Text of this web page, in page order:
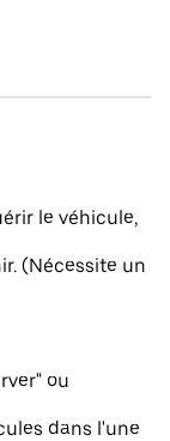
le véhicule,
(Nécessite un
ou
dans l'une